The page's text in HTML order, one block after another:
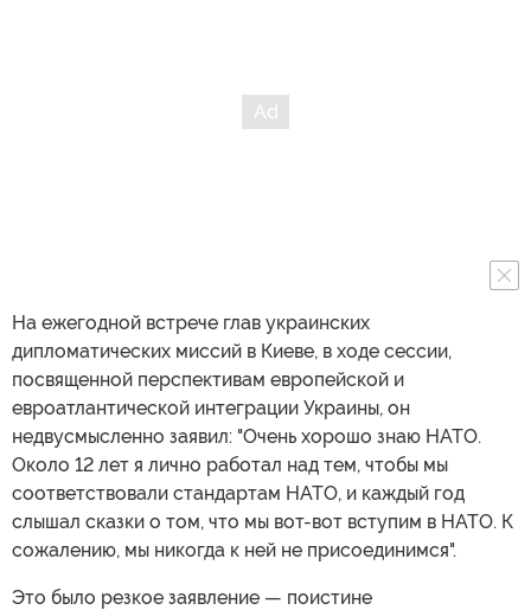
На ежегодной встрече глав украинских
дипломатических миссий в Киеве, в ходе сессии,
посвященной перспективам европейской и
евроатлантической интеграции Украины, он
недвусмысленно заявил: "Очень хорошо знаю НАТО.
Около 12 лет я лично работал над тем, чтобы мы
соответствовали стандартам НАТО, и каждый год
слышал сказки о том, что мы вот-вот вступим в НАТО. К
сожалению, мы никогда к ней не присоединимся".
Это было резкое заявление — поистине